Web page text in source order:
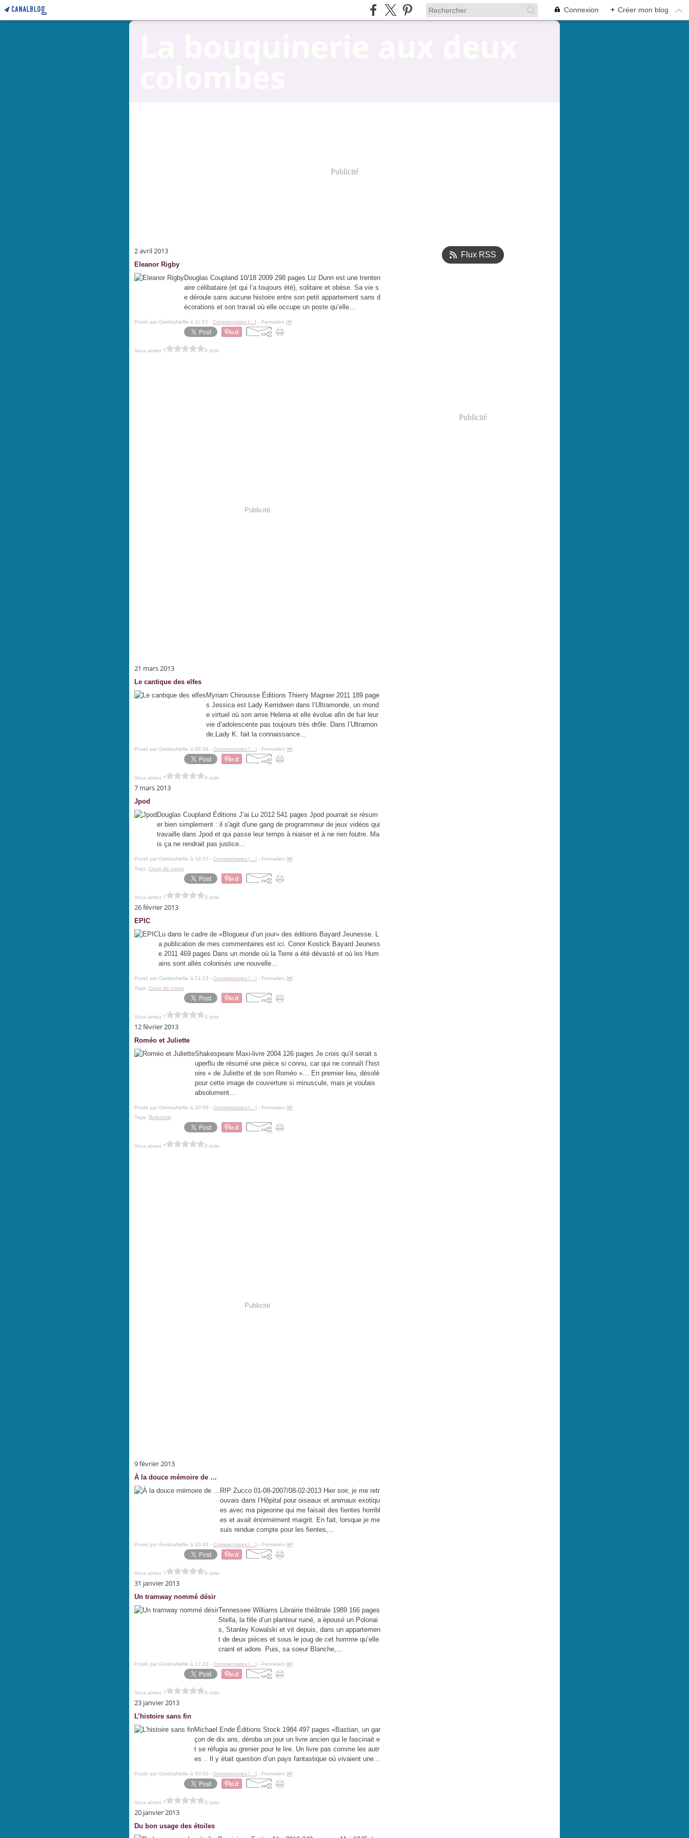
Connexion + Créer mon blog
Publicité
2 avril 2013
Eleanor Rigby
Douglas Coupland 10/18 2009 298 pages Liz Dunn est une trenten
aire célibataire (et qui l’a toujours été), solitaire et obèse. Sa vie s
e déroule sans aucune histoire entre son petit appartement sans d
écorations et son travail où elle occupe un poste qu’elle...
Posté par GeishaNellie à 11:51 - Commentaires [ ] - Permalien [#]
Vous aimez ? 0 vote
Publicité
21 mars 2013
Le cantique des elfes
Myriam Chirousse Éditions Thierry Magnier 2011 189 page
s Jessica est Lady Kerridwen dans l’Ultramonde, un mond
e virtuel où son amie Helena et elle évolue afin de fuir leur
vie d’adolescente pas toujours très drôle. Dans l’Ultramon
de,Lady K. fait la connaissance...
Posté par GeishaNellie à 08:38 - Commentaires [ ] - Permalien [#]
Vous aimez ? 0 vote
7 mars 2013
Jpod
Douglas Coupland Éditions J’ai Lu 2012 541 pages Jpod pourrait se résum
er bien simplement : il s'agit d'une gang de programmeur de jeux vidéos qui
travaille dans Jpod et qui passe leur temps à niaiser et à ne rien foutre. Ma
is ça ne rendrait pas justice...
Posté par GeishaNellie à 18:07 - Commentaires [ ] - Permalien [#]
Tags: Coup de coeur
Vous aimez ? 0 vote
26 février 2013
EPIC
Lu dans le cadre de «Blogueur d’un jour» des éditions Bayard Jeunesse. L
a publication de mes commentaires est ici. Conor Kostick Bayard Jeuness
e 2011 469 pages Dans un monde où la Terre a été dévasté et où les Hum
ains sont allés colonisés une nouvelle...
Posté par GeishaNellie à 21:23 - Commentaires [ ] - Permalien [#]
Tags: Coup de coeur
Vous aimez ? 0 vote
12 février 2013
Roméo et Juliette
Shakespeare Maxi-livre 2004 126 pages Je crois qu’il serait s
uperflu de résumé une pièce si connu, car qui ne connaît l’hist
oire « de Juliette et de son Roméo »… En premier lieu, désolé
pour cette image de couverture si minuscule, mais je voulais
absolument...
Posté par GeishaNellie à 20:56 - Commentaires [ ] - Permalien [#]
Tags: Relecture
Vous aimez ? 0 vote
Publicité
9 février 2013
À la douce mémoire de …
RIP Zucco 01-08-2007/08-02-2013 Hier soir, je me retr
ouvais dans l’Hôpital pour oiseaux et animaux exotiqu
es avec ma pigeonne qui me faisait des fientes horribl
es et avait énormément maigrit. En fait, lorsque je me
suis rendue compte pour les fientes,...
Posté par GeishaNellie à 20:42 - Commentaires [ ] - Permalien [#]
Vous aimez ? 0 vote
31 janvier 2013
Un tramway nommé désir
Tennessee Williams Librairie théâtrale 1989 166 pages
Stella, la fille d’un planteur ruiné, a épousé un Polonai
s, Stanley Kowalski et vit depuis, dans un appartemen
t de deux pièces et sous le joug de cet homme qu’elle
craint et adore. Puis, sa soeur Blanche,...
Posté par GeishaNellie à 17:23 - Commentaires [ ] - Permalien [#]
Vous aimez ? 0 vote
23 janvier 2013
L’histoire sans fin
Michael Ende Éditions Stock 1984 497 pages «Bastian, un gar
çon de dix ans, déroba un jour un livre ancien qui le fascinait e
t se réfugia au grenier pour le lire. Un livre pas comme les autr
es .. Il y était question d’un pays fantastique où vivaient une...
Posté par GeishaNellie à 00:00 - Commentaires [ ] - Permalien [#]
Vous aimez ? 0 vote
20 janvier 2013
Du bon usage des étoiles
Flux RSS
Publicité